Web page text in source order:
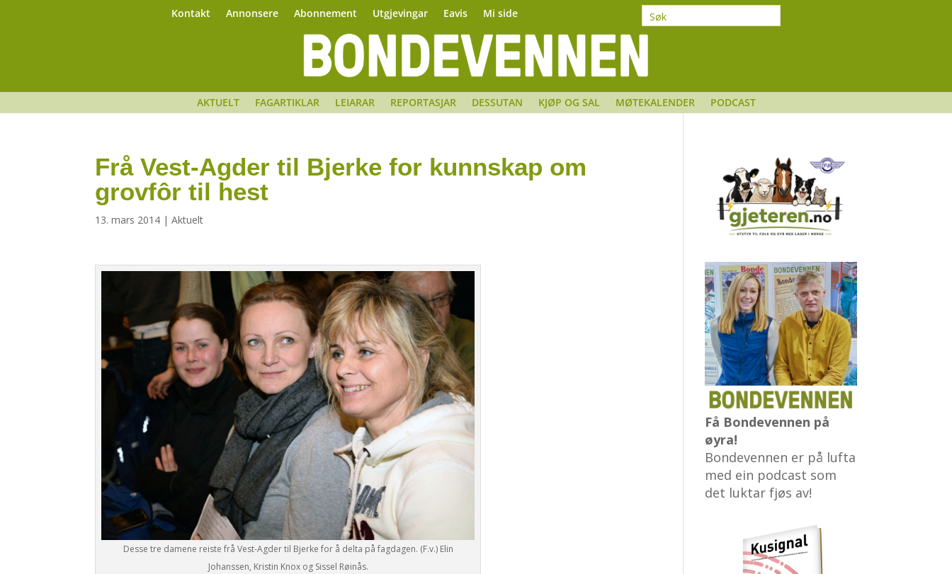
Kontakt Annonsere Abonnement Utgjevingar Eavis Mi side
AKTUELT FAGARTIKLAR LEIARAR REPORTASJAR DESSUTAN KJØP OG SAL MØTEKALENDER PODCAST
Frå Vest-Agder til Bjerke for kunnskap om
grovfôr til hest
13. mars 2014 |Aktuelt
Desse tre damene reiste frå Vest-Agder til Bjerke for å delta på fagdagen. (F.v.) Elin
Johanssen, Kristin Knox og Sissel Røinås.
Få Bondevennen på
øyra!
Bondevennen er på lufta
med ein podcast som
det luktar fjøs av!